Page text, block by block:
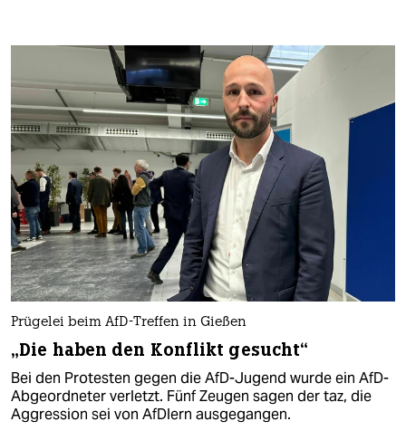
Prügelei beim AfD-Treffen in Gießen
„Die haben den Konflikt gesucht“
Bei den Protesten gegen die AfD-Jugend wurde ein AfD-
Abgeordneter verletzt. Fünf Zeugen sagen der taz, die
Aggression sei von AfDlern ausgegangen.